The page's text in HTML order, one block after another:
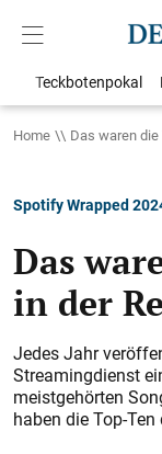
Teckbotenpokal
Home Das waren
Spotify Wrapped
Das
in der
Jedes Jahr
Streamingdienst
meistgehörten
haben die Top-